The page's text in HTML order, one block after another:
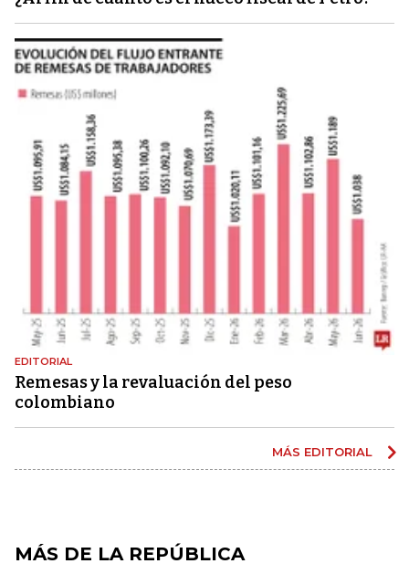
EDITORIAL
Remesas y la revaluación del peso
colombiano
MÁS EDITORIAL
MÁS DE LA REPÚBLICA